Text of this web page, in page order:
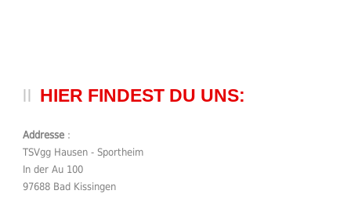
HIER FINDEST DU UNS:
Addresse :
TSVgg Hausen - Sportheim
In der Au 100
97688 Bad Kissingen